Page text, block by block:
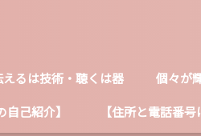
えるは技術・聴くは器 個々が
自己紹介】 【住所と電話番